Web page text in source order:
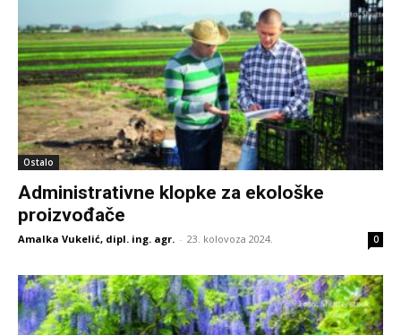
Ostalo
Administrativne klopke za ekološke
proizvođače
Amalka Vukelić, dipl. ing. agr. - 23. kolovoza 2024. 0